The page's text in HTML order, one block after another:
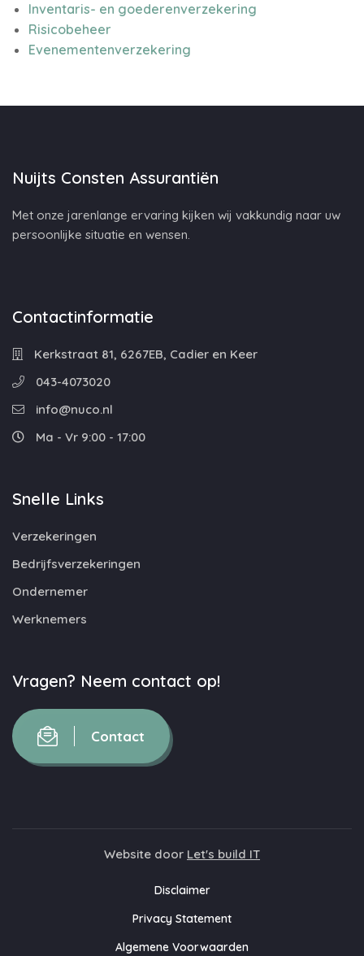
Inventaris- en goederenverzekering
Risicobeheer
Evenementenverzekering
Nuijts Consten Assurantiën
Met onze jarenlange ervaring kijken wij vakkundig naar uw
persoonlijke situatie en wensen.
Contactinformatie
Kerkstraat 81, 6267EB, Cadier en Keer
043-4073020
info@nuco.nl
Ma - Vr 9:00 - 17:00
Snelle Links
Verzekeringen
Bedrijfsverzekeringen
Ondernemer
Werknemers
Vragen? Neem contact op!
Contact
Website door Let's build IT
Disclaimer
Privacy Statement
Algemene Voorwaarden